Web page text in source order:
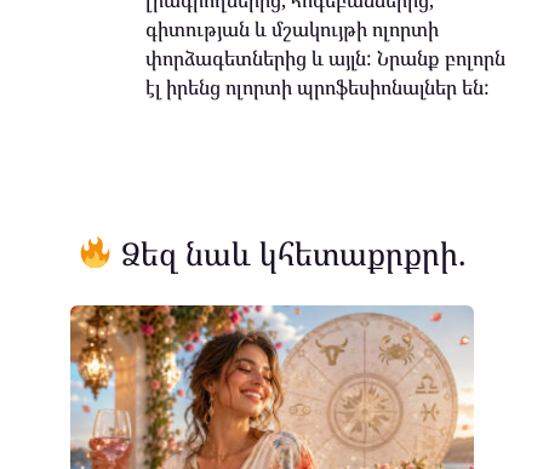
գիտության և մշակույթի ոլորտի
փորձագետներից և այլն: Նրանք բոլորն
էլ իրենց ոլորտի պրոֆեսիոնալներ են:
Ձեզ նաև կհետաքրքրի.